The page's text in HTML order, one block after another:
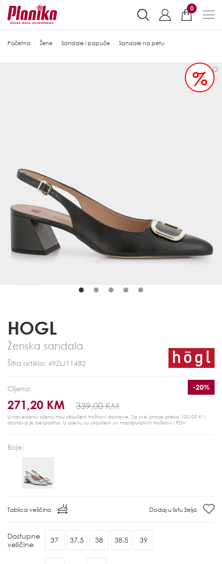
0
Početna Žene Sandale i papuče Sandale na petu
%
HOGL
Ženska sandala
Šifra artikla: 49ZLJ11482
Cijena:
271,20 KM 339,00 KM
-20%
U navedenu cijenu nisu uključeni troškovi dostave. Za sve iznose preko 100,00 KM
dostava je besplatna. U cijenu su uključeni svi manipulativni troškovi i PDV.
Boje:
Tablica veličina Dodaj u listu želja
Dostupne
veličine
37 37.5 38 38.5 39